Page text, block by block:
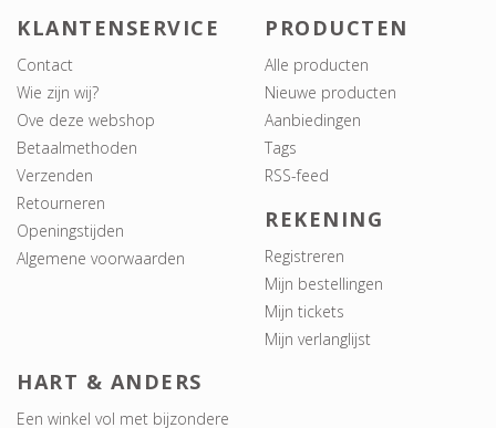
KLANTENSERVICE
Contact
Wie zijn wij?
Ove deze webshop
Betaalmethoden
Verzenden
Retourneren
Openingstijden
Algemene voorwaarden
PRODUCTEN
Alle producten
Nieuwe producten
Aanbiedingen
Tags
RSS-feed
REKENING
Registreren
Mijn bestellingen
Mijn tickets
Mijn verlanglijst
HART & ANDERS
Een winkel vol met bijzondere